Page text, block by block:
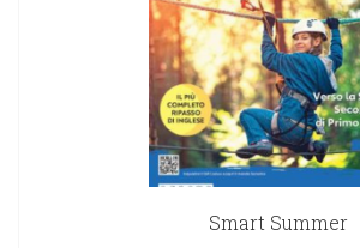
Smart Summer